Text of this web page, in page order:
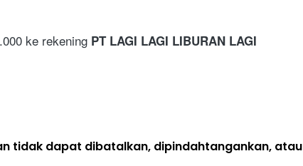
ke rekening PT LAGI LAGI LIBURAN LAGI
tidak dapat dibatalkan, dipindahtangankan, atau